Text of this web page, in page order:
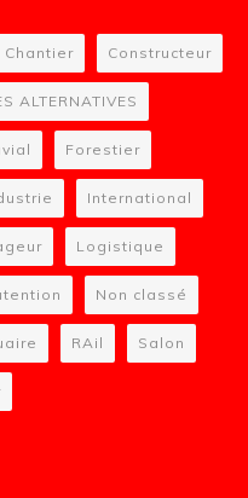
Chantier Constructeur
ALTERNATIVES
Forestier
International
Logistique
Non classé
RAil Salon